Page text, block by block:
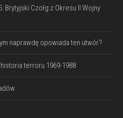
Brytyjski Czołg z Okresu II Wojny
naprawdę opowiada ten utwór?
terroru 1969-1988